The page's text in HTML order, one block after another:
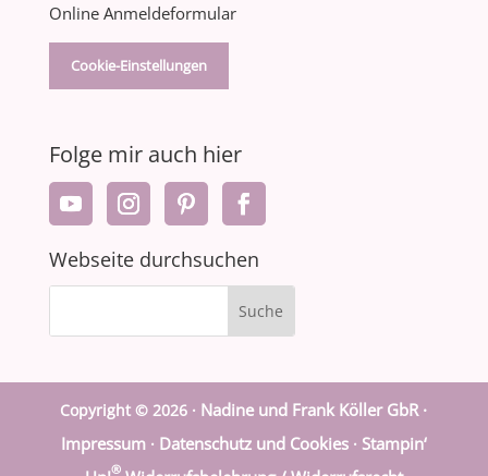
Online Anmeldeformular
Cookie-Einstellungen
Folge mir auch hier
Webseite durchsuchen
Copyright © 2026 · Nadine und Frank Köller GbR ·
Impressum· Datenschutz und Cookies· Stampin‘
®